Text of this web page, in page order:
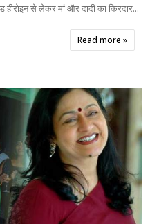
हीरोइन से लेकर मां और दादी का किरदार...
Read more »